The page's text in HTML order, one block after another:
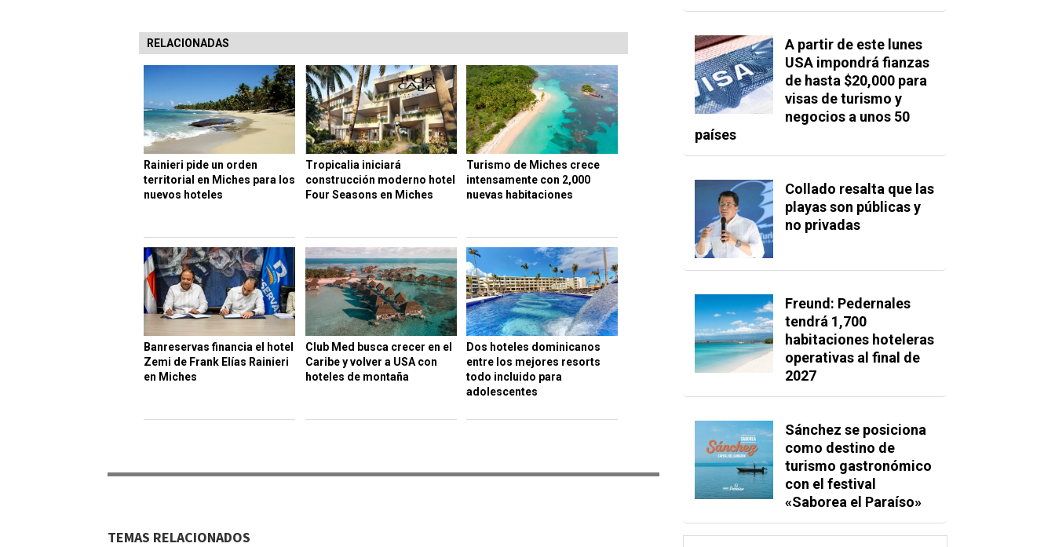
RELACIONADAS
Rainieri pide un orden
territorial en Miches para los
nuevos hoteles
Tropicalia iniciará
construcción moderno hotel
Four Seasons en Miches
Turismo de Miches crece
intensamente con 2,000
nuevas habitaciones
Banreservas financia el hotel
Zemi de Frank Elías Rainieri
en Miches
Club Med busca crecer en el
Caribe y volver a USA con
hoteles de montaña
Dos hoteles dominicanos
entre los mejores resorts
todo incluido para
adolescentes
TEMAS RELACIONADOS
A partir de este lunes
USA impondrá fianzas
de hasta $20,000 para
visas de turismo y
negocios a unos 50
países
Collado resalta que las
playas son públicas y
no privadas
Freund: Pedernales
tendrá 1,700
habitaciones hoteleras
operativas al final de
2027
Sánchez se posiciona
como destino de
turismo gastronómico
con el festival
«Saborea el Paraíso»